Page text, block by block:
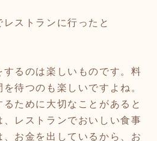
ストランに行ったと
るのは楽しいものです。料
待つのも楽しいですよね。
ために大切なことがあると
、レストランでおいしい食事
、お金を出しているから、お